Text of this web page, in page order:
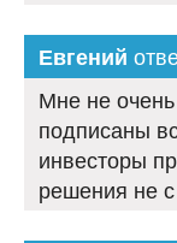
Евгений
Мне не
подписаны
инвесторы
решения не